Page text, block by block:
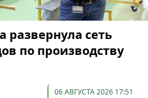
развернула сеть
по производству
06 АВГУСТА 2026 17:51